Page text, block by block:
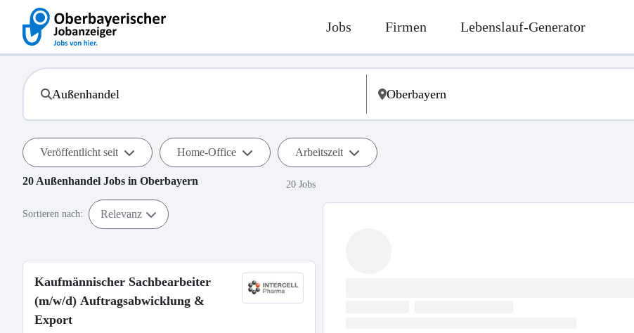
Jobs Firmen Lebenslauf-Generator
Veröffentlicht seit Home-Office Arbeitszeit
20 Außenhandel Jobs in Oberbayern 20 Jobs
Sortieren nach: Relevanz
Kaufmännischer Sachbearbeiter
(m/w/d) Auftragsabwicklung &
Export